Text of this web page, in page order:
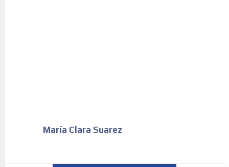
María Clara Suarez